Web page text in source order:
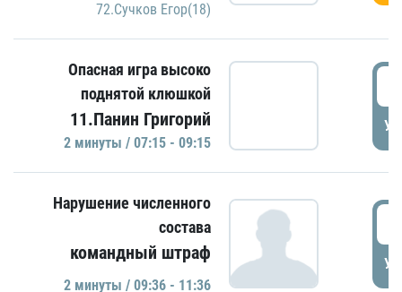
72.Сучков Егор(18)
Опасная игра высоко
поднятой клюшкой
11.Панин Григорий
2 минуты / 07:15 - 09:15
Нарушение численного
состава
командный штраф
2 минуты / 09:36 - 11:36